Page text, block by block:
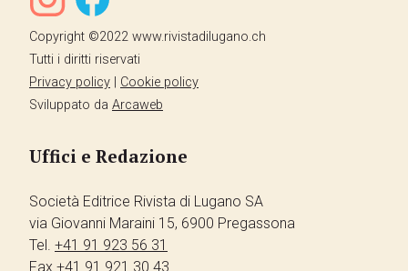
Copyright ©2022 www.rivistadilugano.ch
Tutti i diritti riservati
Privacy policy
Cookie policy
Sviluppato da Arcaweb
Uffici e Redazione
Società Editrice Rivista di Lugano SA
via Giovanni Maraini 15, 6900 Pregassona
Tel. +41 91 923 56 31
Fax +41 91 921 30 43